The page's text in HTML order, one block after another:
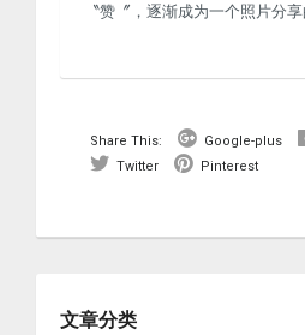
〝赞〞，逐渐成为一个照片分
Share This: Google-plus
Twitter
Pinterest
文章分类